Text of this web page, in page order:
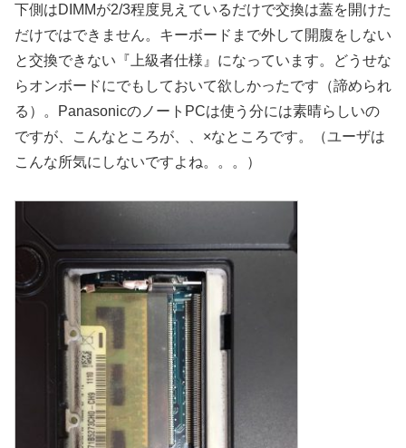
下側はDIMMが2/3程度見えているだけで交換は蓋を開けた
だけではできません。キーボードまで外して開腹をしない
と交換できない『上級者仕様』になっています。どうせな
らオンボードにでもしておいて欲しかったです（諦められ
る）。PanasonicのノートPCは使う分には素晴らしいの
ですが、こんなところが、、×なところです。（ユーザは
こんな所気にしないですよね。。。）